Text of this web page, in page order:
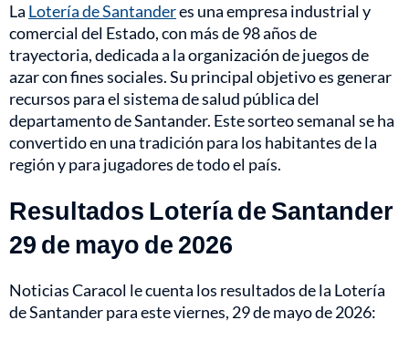
La Lotería de Santanderes una empresa industrial y
comercial del Estado, con más de 98 años de
trayectoria, dedicada a la organización de juegos de
azar con fines sociales. Su principal objetivo es generar
recursos para el sistema de salud pública del
departamento de Santander. Este sorteo semanal se ha
convertido en una tradición para los habitantes de la
región y para jugadores de todo el país.
Resultados Lotería de Santander
29 de mayo de 2026
Noticias Caracol le cuenta los resultados de la Lotería
de Santander para este viernes, 29 de mayo de 2026: